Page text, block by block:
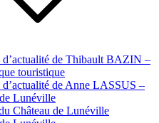
d’actualité de Thibault BAZIN –
touristique
d’actualité de Anne LASSUS –
Lunéville
Château de Lunéville